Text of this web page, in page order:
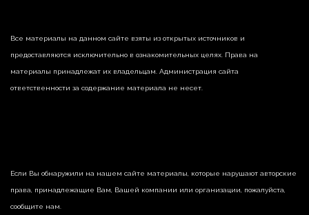
Все материалы на данном сайте взяты из открытых источников и
предоставляются исключительно в ознакомительных целях. Права на
материалы принадлежат их владельцам. Администрация сайта
ответственности за содержание материала не несет.
Если Вы обнаружили на нашем сайте материалы, которые нарушают авторские
права, принадлежащие Вам, Вашей компании или организации, пожалуйста,
сообщите нам.